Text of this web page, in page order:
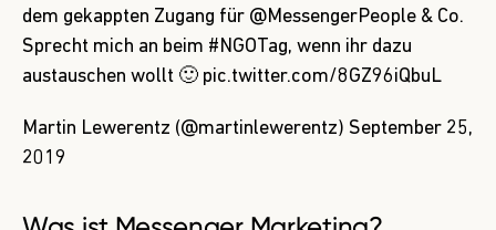
dem gekappten Zugang für @MessengerPeople & Co.
Sprecht mich an beim #NGOTag, wenn ihr dazu
austauschen wollt 🙂 pic.twitter.com/8GZ96iQbuL
Martin Lewerentz (@martinlewerentz) September 25,
2019